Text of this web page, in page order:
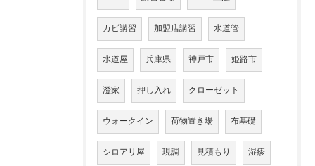
カビ講習 加盟店講習 水道管
水道屋 兵庫県 神戸市 姫路市
澄家 押し入れ クローゼット
ウォークイン 荷物置き場 布基礎
シロアリ屋 現調 見積もり 湿疹